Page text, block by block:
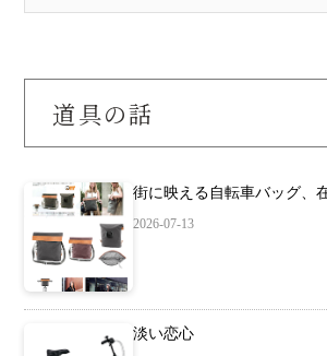
道具の話
街に映える自転車バッグ、
2026-07-13
淡い恋心